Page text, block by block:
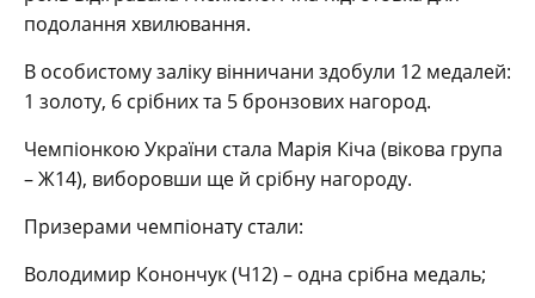
подолання хвилювання.
В особистому заліку вінничани здобули 12 медалей:
1 золоту, 6 срібних та 5 бронзових нагород.
Чемпіонкою України стала Марія Кіча (вікова група
– Ж14), виборовши ще й срібну нагороду.
Призерами чемпіонату стали:
Володимир Конончук (Ч12) – одна срібна медаль;